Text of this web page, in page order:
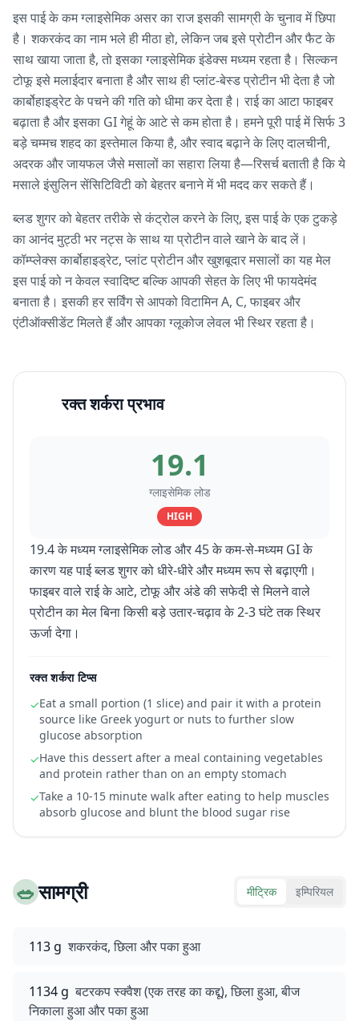
इस पाई के कम ग्लाइसेमिक असर का राज इसकी सामग्री के चुनाव में छिपा
है। शकरकंद का नाम भले ही मीठा हो, लेकिन जब इसे प्रोटीन और फैट के
साथ खाया जाता है, तो इसका ग्लाइसेमिक इंडेक्स मध्यम रहता है। सिल्कन
टोफू इसे मलाईदार बनाता है और साथ ही प्लांट-बेस्ड प्रोटीन भी देता है जो
कार्बोहाइड्रेट के पचने की गति को धीमा कर देता है। राई का आटा फाइबर
बढ़ाता है और इसका GI गेहूं के आटे से कम होता है। हमने पूरी पाई में सिर्फ 3
बड़े चम्मच शहद का इस्तेमाल किया है, और स्वाद बढ़ाने के लिए दालचीनी,
अदरक और जायफल जैसे मसालों का सहारा लिया है—रिसर्च बताती है कि ये
मसाले इंसुलिन सेंसिटिविटी को बेहतर बनाने में भी मदद कर सकते हैं।
ब्लड शुगर को बेहतर तरीके से कंट्रोल करने के लिए, इस पाई के एक टुकड़े
का आनंद मुट्ठी भर नट्स के साथ या प्रोटीन वाले खाने के बाद लें।
कॉम्प्लेक्स कार्बोहाइड्रेट, प्लांट प्रोटीन और खुशबूदार मसालों का यह मेल
इस पाई को न केवल स्वादिष्ट बल्कि आपकी सेहत के लिए भी फायदेमंद
बनाता है। इसकी हर सर्विंग से आपको विटामिन A, C, फाइबर और
एंटीऑक्सीडेंट मिलते हैं और आपका ग्लूकोज लेवल भी स्थिर रहता है।
रक्त शर्करा प्रभाव
19.1
ग्लाइसेमिक लोड
HIGH
19.4 के मध्यम ग्लाइसेमिक लोड और 45 के कम-से-मध्यम GI के
कारण यह पाई ब्लड शुगर को धीरे-धीरे और मध्यम रूप से बढ़ाएगी।
फाइबर वाले राई के आटे, टोफू और अंडे की सफेदी से मिलने वाले
प्रोटीन का मेल बिना किसी बड़े उतार-चढ़ाव के 2-3 घंटे तक स्थिर
ऊर्जा देगा।
रक्त शर्करा टिप्स
✓Eat a small portion (1 slice) and pair it with a protein
source like Greek yogurt or nuts to further slow
glucose absorption
✓Have this dessert after a meal containing vegetables
and protein rather than on an empty stomach
✓Take a 10-15 minute walk after eating to help muscles
absorb glucose and blunt the blood sugar rise
🥗सामग्री मीट्रिक इम्पिरियल
113 g शकरकंद, छिला और पका हुआ
1134 g बटरकप स्क्वैश (एक तरह का कद्दू), छिला हुआ, बीज
निकाला हुआ और पका हुआ